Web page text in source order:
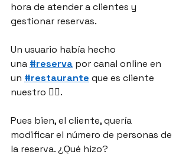
hora de atender a clientes y
gestionar reservas.
Un usuario había hecho
una #reserva por canal online en
un #restaurante que es cliente
nuestro 👌🏻.
Pues bien, el cliente, quería
modificar el número de personas de
la reserva. ¿Qué hizo?